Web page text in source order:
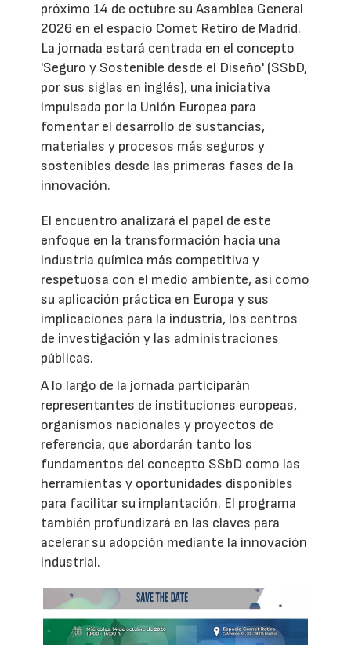
próximo 14 de octubre su Asamblea General
2026 en el espacio Comet Retiro de Madrid.
La jornada estará centrada en el concepto
'Seguro y Sostenible desde el Diseño' (SSbD,
por sus siglas en inglés), una iniciativa
impulsada por la Unión Europea para
fomentar el desarrollo de sustancias,
materiales y procesos más seguros y
sostenibles desde las primeras fases de la
innovación.
El encuentro analizará el papel de este
enfoque en la transformación hacia una
industria química más competitiva y
respetuosa con el medio ambiente, así como
su aplicación práctica en Europa y sus
implicaciones para la industria, los centros
de investigación y las administraciones
públicas.
A lo largo de la jornada participarán
representantes de instituciones europeas,
organismos nacionales y proyectos de
referencia, que abordarán tanto los
fundamentos del concepto SSbD como las
herramientas y oportunidades disponibles
para facilitar su implantación. El programa
también profundizará en las claves para
acelerar su adopción mediante la innovación
industrial.